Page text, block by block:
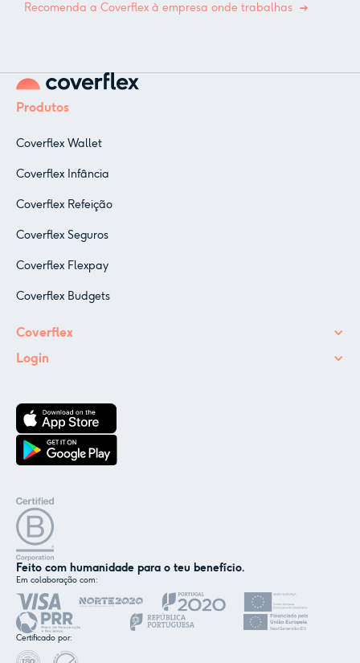
Recomenda a Coverflex à empresa onde trabalhas
Produtos
Coverflex Wallet
Coverflex Infância
Coverflex Refeição
Coverflex Seguros
Coverflex Flexpay
Coverflex Budgets
Coverflex
Login
Feito com humanidade para o teu benefício.
Em colaboração com:
Certificado por:
Nós e os nossos parceiros usamos cookies ou
tecnologias semelhantes, conforme
mencionado na